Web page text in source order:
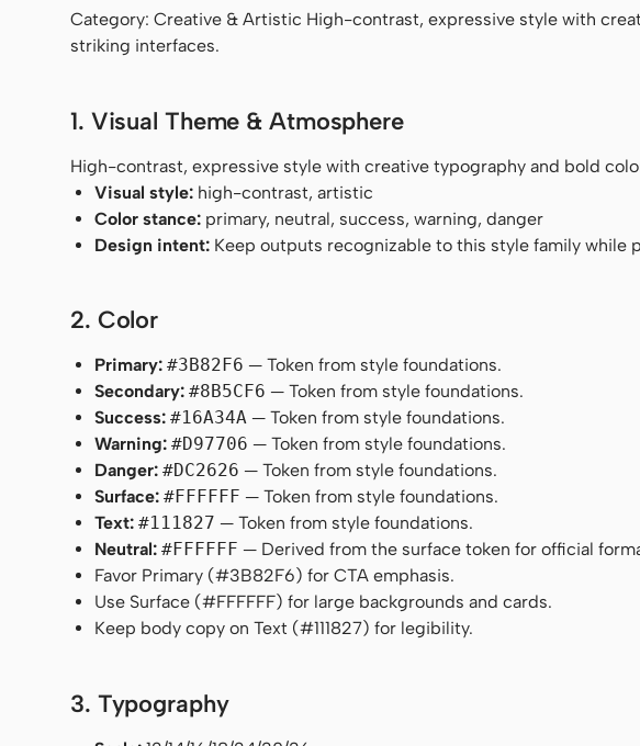
Category: Creative & Artistic High-contrast, expressive style with
striking interfaces.
1. Visual Theme & Atmosphere
High-contrast, expressive style with creative typography and bold
Visual style: high-contrast, artistic
Color stance: primary, neutral, success, warning, danger
Design intent: Keep outputs recognizable to this style family while
2. Color
Primary: #3B82F6 — Token from style foundations.
Secondary: #8B5CF6 — Token from style foundations.
Success: #16A34A — Token from style foundations.
Warning: #D97706 — Token from style foundations.
Danger: #DC2626 — Token from style foundations.
Surface: #FFFFFF — Token from style foundations.
Text: #111827 — Token from style foundations.
Neutral: #FFFFFF — Derived from the surface token for official
Favor Primary (#3B82F6) for CTA emphasis.
Use Surface (#FFFFFF) for large backgrounds and cards.
Keep body copy on Text (#111827) for legibility.
3. Typography